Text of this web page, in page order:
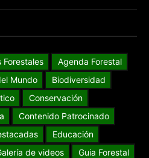
Forestales
Agenda Forestal
Mundo
Biodiversidad
Conservación
Contenido Patrocinado
Educación
de videos
Guia Forestal